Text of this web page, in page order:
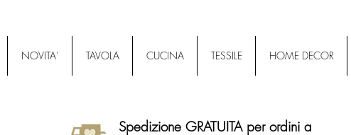
NOVITA' TAVOLA CUCINA TESSILE HOME DECOR
Spedizione GRATUITA per ordini a